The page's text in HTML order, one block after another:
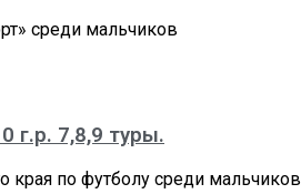
среди мальчиков
г.р. 7,8,9 туры.
края по футболу среди